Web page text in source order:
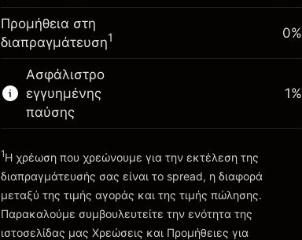
Πηγαίνετε στην πλατφόρμα
της θέσης
Μέγεθος διαπραγμάτευσης με μόχλευση
~¥5,000
Χρήματα από μόχλευση ~
Πηγαίνετε στην πλατφόρμα
Προμήθεια στη
διαπραγμάτευση1 0%
Ασφάλιστρο
εγγυημένης
παύσης
Χρεώσεις και Τέλη
1%
1Η χρέωση που χρεώνουμε για την εκτέλεση της
διαπραγμάτευσής σας είναι το spread, η διαφορά
μεταξύ της τιμής αγοράς και της τιμής πώλησης.
Παρακαλούμε συμβουλευτείτε την ενότητα της
ιστοσελίδας μας Χρεώσεις και Προμήθειες για